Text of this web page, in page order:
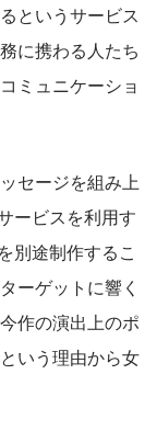
というサービス
に携わる人たち
ミュニケーショ
セージを組み上
ービスを利用す
別途制作するこ
ーゲットに響く
作の演出上のポ
いう理由から女